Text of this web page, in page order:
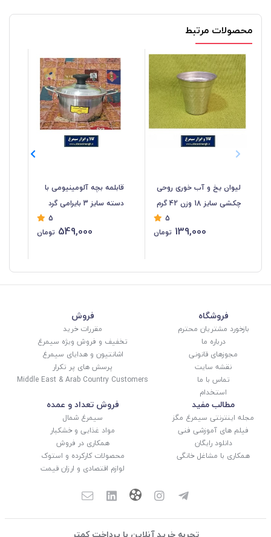
محصولات مرتبط
لیوان یخ و آب خوری روحی
چکشی سایز 18 وزن 42 گرم
5
139,000 تومان
قابلمه بچه آلومینیومی با
دسته سایز 3 بایرامی گرد
5
549,000 تومان
فروشگاه
بازخورد مشتریان محترم
درباره ما
مجوزهای قانونی
نقشه سایت
تماس با ما
استخدام
فروش
مقررات خرید
تخفیف و فروش ویژه سیمرغ
اشانتیون و هدایای سیمرغ
پرسش های پر تکرار
Middle East & Arab Country Customers
مطالب مفید
مجله اینترنتی سیمرغ مگز
فیلم های آموزشی فنی
دانلود رایگان
همکاری با مشاغل خانگی
فروش تعداد و عمده
سیمرغ شمال
مواد غذایی و خشکبار
همکاری در فروش
محصولات کارکرده و استوک
لوازم اقتصادی و ارزان قیمت